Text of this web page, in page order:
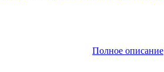
Полное описание